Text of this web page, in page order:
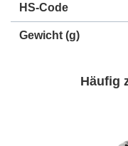
HS-Code
Gewicht (g)
Häufig